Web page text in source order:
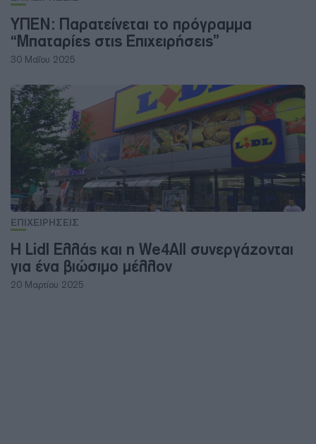
ΥΠΕΝ: Παρατείνεται το πρόγραμμα
“Μπαταρίες στις Επιχειρήσεις”
30 Μαΐου 2025
ΕΠΙΧΕΙΡΗΣΕΙΣ
Η Lidl Ελλάς και η We4All συνεργάζονται
για ένα βιώσιμο μέλλον
20 Μαρτίου 2025